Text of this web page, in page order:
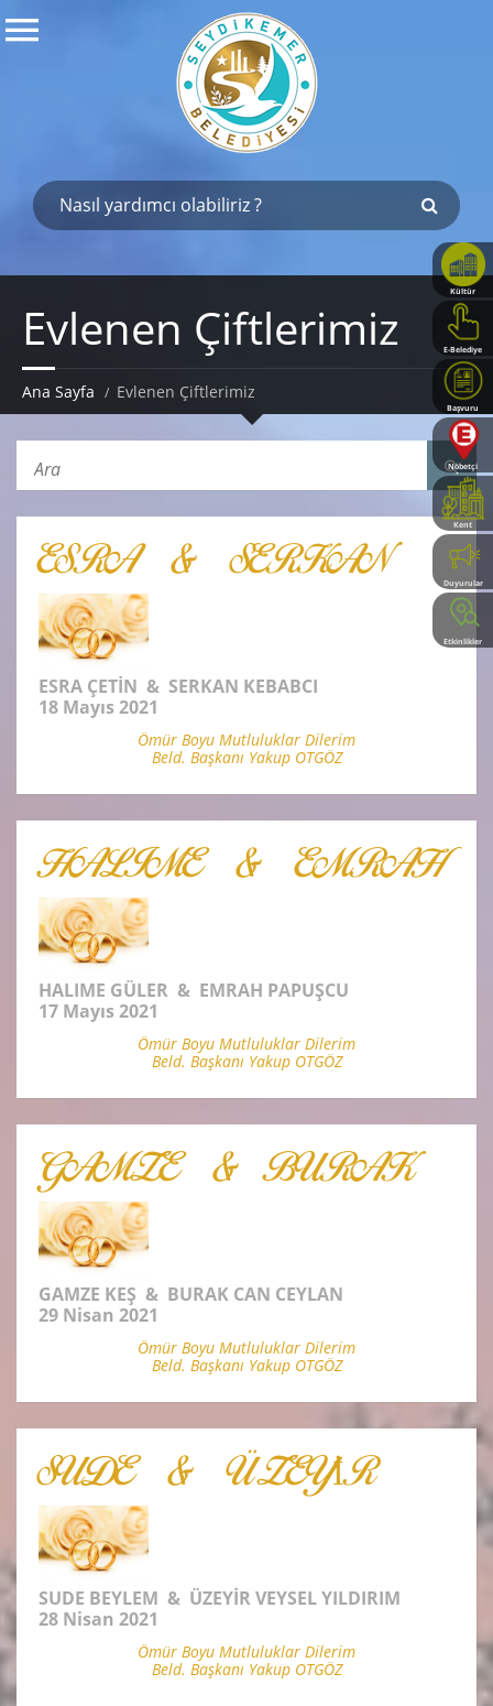
Kültür
Haritası
E-Belediye
Başvuru
Rehberi
Nöbetçi
Eczaneler
Kent
Rehberi
Duyurular
Etkinlikler
Evlenen Çiftlerimiz
Ana Sayfa Evlenen Çiftlerimiz
ESRA & SERKAN
ESRA ÇETİN & SERKAN KEBABCI
18 Mayıs 2021
Ömür Boyu Mutluluklar Dilerim
Beld. Başkanı Yakup OTGÖZ
HALIME & EMRAH
HALIME GÜLER & EMRAH PAPUŞCU
17 Mayıs 2021
Ömür Boyu Mutluluklar Dilerim
Beld. Başkanı Yakup OTGÖZ
GAMZE & BURAK
GAMZE KEŞ & BURAK CAN CEYLAN
29 Nisan 2021
Ömür Boyu Mutluluklar Dilerim
Beld. Başkanı Yakup OTGÖZ
SUDE & ÜZEYİR
SUDE BEYLEM & ÜZEYİR VEYSEL YILDIRIM
28 Nisan 2021
Ömür Boyu Mutluluklar Dilerim
Beld. Başkanı Yakup OTGÖZ